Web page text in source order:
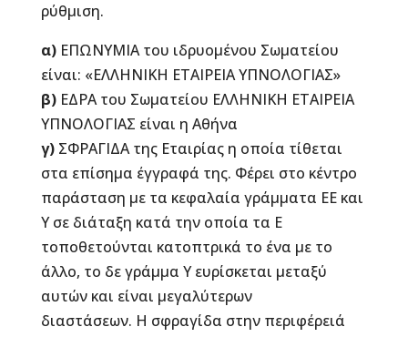
ρύθμιση.
α)ΕΠΩΝΥΜΙΑ του ιδρυομένου Σωματείου
είναι: «ΕΛΛΗΝΙΚΗ ΕΤΑΙΡΕΙΑ ΥΠΝΟΛΟΓΙΑΣ»
β)ΕΔΡΑ του Σωματείου ΕΛΛΗΝΙΚΗ ΕΤΑΙΡΕΙΑ
ΥΠΝΟΛΟΓΙΑΣ είναι η Αθήνα
γ)ΣΦΡΑΓΙΔΑ της Εταιρίας η οποία τίθεται
στα επίσημα έγγραφά της. Φέρει στο κέντρο
παράσταση με τα κεφαλαία γράμματα ΕΕ και
Υ σε διάταξη κατά την οποία τα Ε
τοποθετούνται κατοπτρικά το ένα με το
άλλο, το δε γράμμα Υ ευρίσκεται μεταξύ
αυτών και είναι μεγαλύτερων
διαστάσεων. Η σφραγίδα στην περιφέρειά